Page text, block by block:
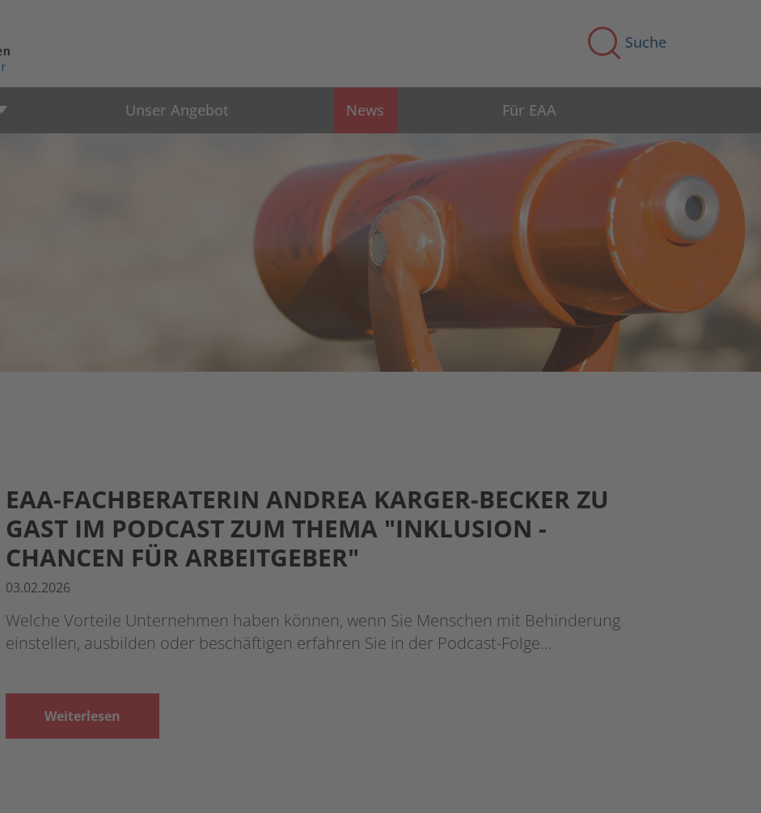
Suche
Unser Angebot News Für EAA
EAA-FACHBERATERIN ANDREA KARGER-BECKER ZU
GAST IM PODCAST ZUM THEMA "INKLUSION -
CHANCEN FÜR ARBEITGEBER"
03.02.2026
Welche Vorteile Unternehmen haben können, wenn Sie Menschen mit Behinderung
einstellen, ausbilden oder beschäftigen erfahren Sie in der Podcast-Folge…
Weiterlesen